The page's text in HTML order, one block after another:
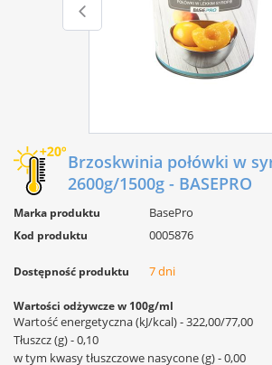
Brzoskwinia połówki w
2600g/1500g - BASEPRO
Marka produktu BasePro
Kod produktu 0005876
Dostępność produktu 7 dni
Wartości odżywcze w 100g/ml
Wartość energetyczna (kJ/kcal) - 322,00/77,00
Tłuszcz (g) - 0,10
w tym kwasy tłuszczowe nasycone (g) - 0,00